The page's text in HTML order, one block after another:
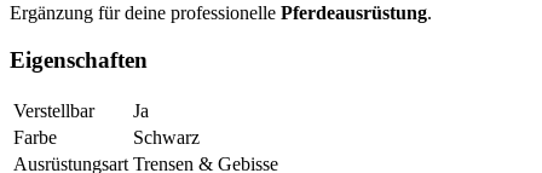
Ergänzung für deine professionelle Pferdeausrüstung.
Eigenschaften
Verstellbar
Ja
Farbe
Schwarz
Ausrüstungsart Trensen & Gebisse